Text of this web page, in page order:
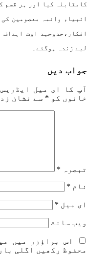
کیا اور ہر قسم
وائمہ معصومین کی
اوت اہداف
زندہ ہوگئے۔
دیں
کا ای میل ایڈریس
کو* سے نشان زد
*
میل*
سائٹ
اس براؤزر میں
رکھیں اگلی